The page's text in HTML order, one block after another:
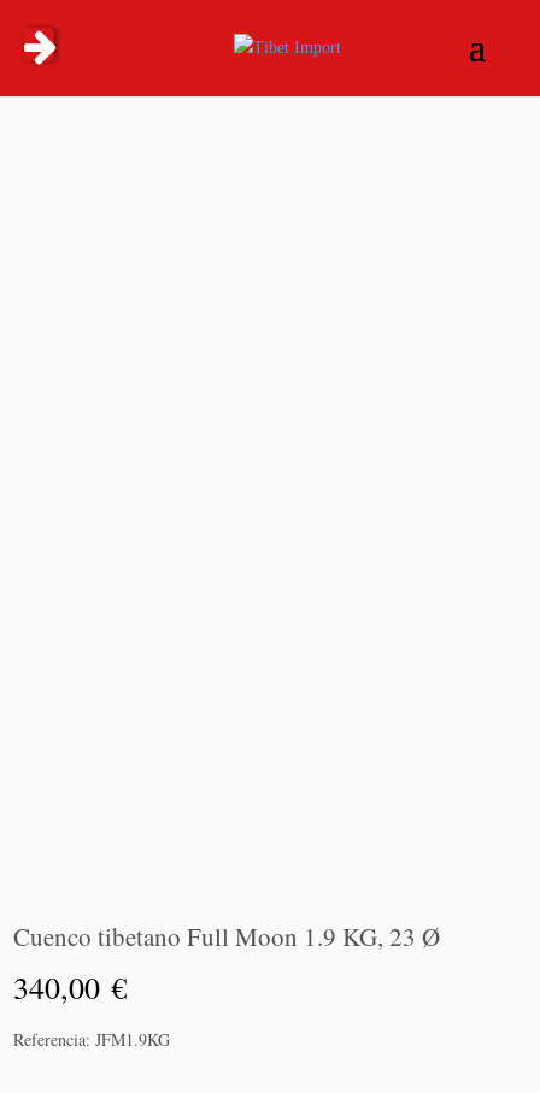
Cuenco tibetano Full Moon 1.9 KG, 23 Ø
340,00€
Referencia:JFM1.9KG